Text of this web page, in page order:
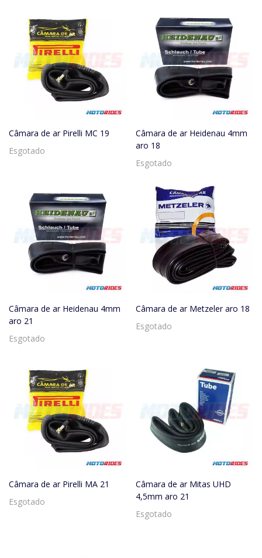
Câmara de ar Pirelli MC 19
Esgotado
Câmara de ar Heidenau 4mm
aro 18
Esgotado
Câmara de ar Heidenau 4mm
aro 21
Esgotado
Câmara de ar Metzeler aro 18
Esgotado
Câmara de ar Pirelli MA 21
Esgotado
Câmara de ar Mitas UHD
4,5mm aro 21
Esgotado